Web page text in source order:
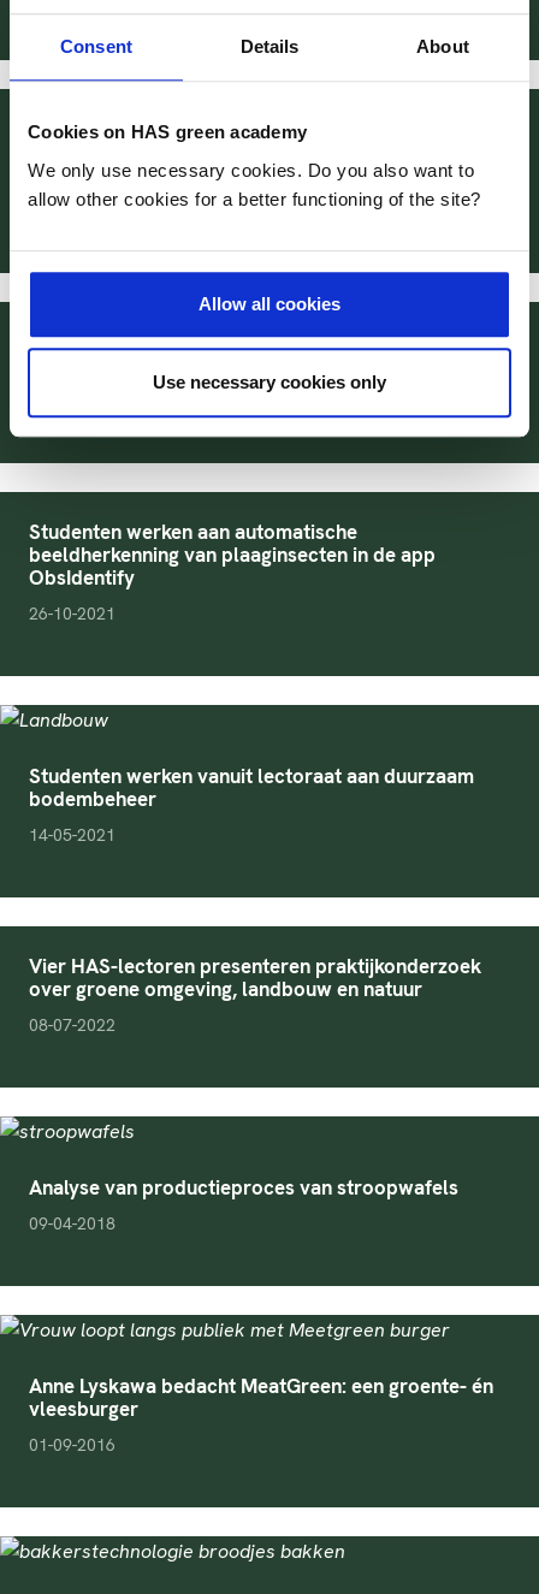
Consent Details About
Cookies on HAS green academy
We only use necessary cookies. Do you also want to
allow other cookies for a better functioning of the site?
Allow all cookies
Use necessary cookies only
Studenten onderzoeken voedselverspilling binnen
Voedselverspillingschallenge
pubDate
18-03-2022
Studenten Tuinbouw en akkerbouw telen wasabi op
Studenten werken aan automatische
beeldherkenning van plaaginsecten in de app
ObsIdentify
pubDate
26-10-2021
Studenten werken vanuit lectoraat aan duurzaam
bodembeheer
pubDate
14-05-2021
Vier HAS-lectoren presenteren praktijkonderzoek
over groene omgeving, landbouw en natuur
pubDate
08-07-2022
Analyse van productieproces van stroopwafels
pubDate
09-04-2018
Anne Lyskawa bedacht MeatGreen: een groente- én
vleesburger
pubDate
01-09-2016